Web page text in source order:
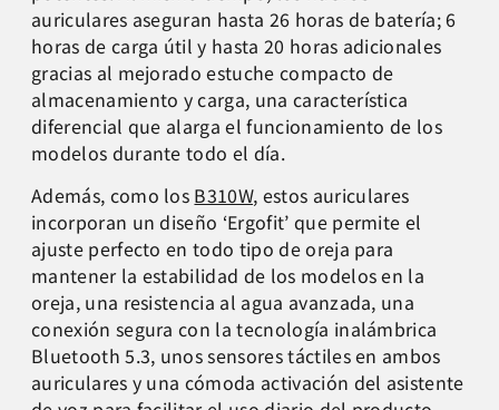
auriculares aseguran hasta 26 horas de batería; 6
horas de carga útil y hasta 20 horas adicionales
gracias al mejorado estuche compacto de
almacenamiento y carga, una característica
diferencial que alarga el funcionamiento de los
modelos durante todo el día.
Además, como los B310W, estos auriculares
incorporan un diseño ‘Ergofit’ que permite el
ajuste perfecto en todo tipo de oreja para
mantener la estabilidad de los modelos en la
oreja, una resistencia al agua avanzada, una
conexión segura con la tecnología inalámbrica
Bluetooth 5.3, unos sensores táctiles en ambos
auriculares y una cómoda activación del asistente